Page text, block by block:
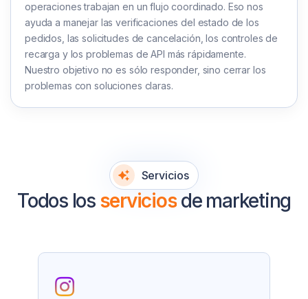
operaciones trabajan en un flujo coordinado. Eso nos
ayuda a manejar las verificaciones del estado de los
pedidos, las solicitudes de cancelación, los controles de
recarga y los problemas de API más rápidamente.
Nuestro objetivo no es sólo responder, sino cerrar los
problemas con soluciones claras.
Servicios
Todos los servicios de marketing